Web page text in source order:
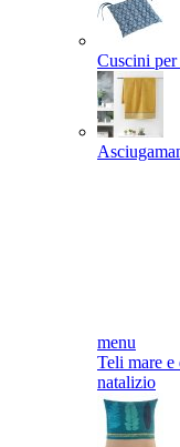
Cuscini per
menu
Teli mare e
natalizio